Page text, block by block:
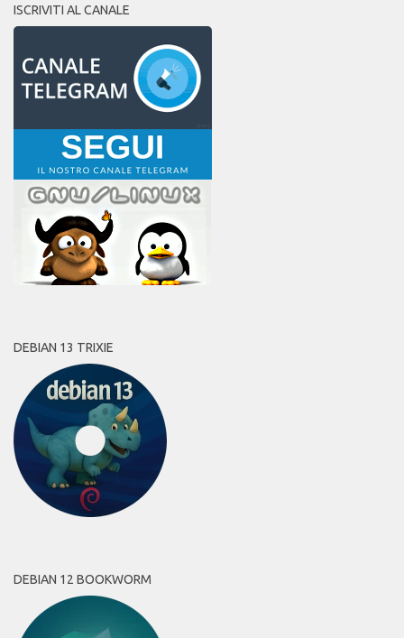
ISCRIVITI AL CANALE
DEBIAN 13 TRIXIE
DEBIAN 12 BOOKWORM